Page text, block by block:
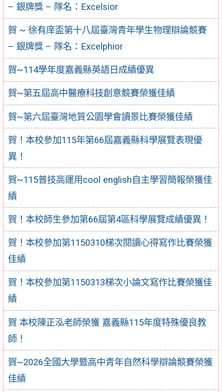
– 銀牌獎 – 隊名：Excelsior
賀 ~ 徐有庠盃第十八屆臺灣青年學生物理辯論競賽
– 銀牌獎 – 隊名：Excelphior
賀~114學年度嘉義縣英語日成績優異
賀~第五屆高中醫療科技創意競賽榮獲佳績
賀~第六屆臺灣地質公園學會讀景比賽榮獲佳績
賀！本校參加115年第66屆嘉義縣科學展覽表現優
異！
賀~115普技高運用cool english自主學習簡報榮獲佳
績
賀！本校師生參加第66屆第4區科學展覽成績優異！
賀！本校參加第1150310梯次閱讀心得寫作比賽榮獲
佳績
賀！本校參加第1150313梯次小論文寫作比賽榮獲佳
績
賀 本校陳正泓老師榮獲 嘉義縣115年度特殊優良教
師！
賀~2026全國大學暨高中青年自然科學辯論競賽榮獲
佳績